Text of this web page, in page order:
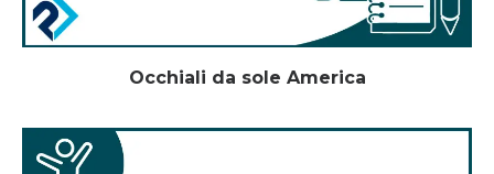
Occhiali da sole America